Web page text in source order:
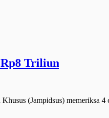
Triliun
(Jampidsus) memeriksa